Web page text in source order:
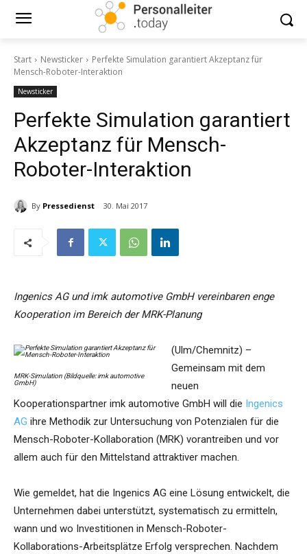
Start Newsticker
Perfekte Simulation garantiert Akzeptanz für
Mensch-Roboter-Interaktion
Newsticker
Perfekte Simulation garantiert
Akzeptanz für Mensch-
Roboter-Interaktion
By Pressedienst 30. Mai 2017
Ingenics AG und imk automotive GmbH vereinbaren enge
Kooperation im Bereich der MRK-Planung
MRK-Simulation (Bildquelle: imk automotive
GmbH)
(Ulm/Chemnitz) –
Gemeinsam mit dem
neuen
Kooperationspartner imk automotive GmbH will die Ingenics
AG ihre Methodik zur Untersuchung von Potenzialen für die
Mensch-Roboter-Kollaboration (MRK) vorantreiben und vor
allem auch für den Mittelstand attraktiver machen.
Wie gemeldet, hat die Ingenics AG eine Lösung entwickelt, die
Unternehmen dabei unterstützt, systematisch zu ermitteln,
wann und wo Investitionen in Mensch-Roboter-
Kollaborations-Arbeitsplätze Erfolg versprechen. Nachdem